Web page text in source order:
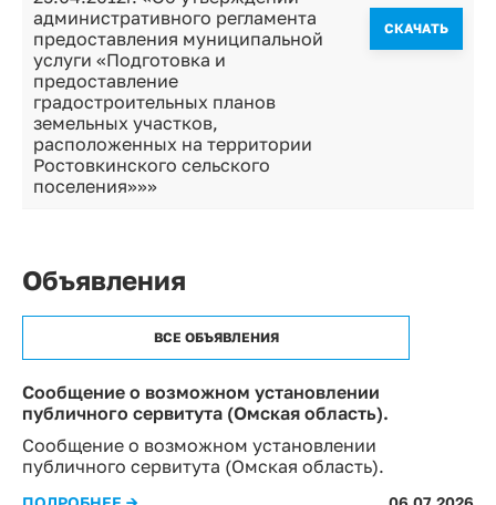
административного регламента
предоставления муниципальной
услуги «Подготовка и
предоставление
градостроительных планов
земельных участков,
расположенных на территории
Ростовкинского сельского
поселения»»»
CКАЧАТЬ
Объявления
ВСЕ ОБЪЯВЛЕНИЯ
Сообщение о возможном установлении
публичного сервитута (Омская область).
Сообщение о возможном установлении
публичного сервитута (Омская область).